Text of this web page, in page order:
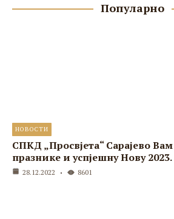
Популарно
НОВОСТИ
СПКД „Просвјета“ Сарајево
празнике и успјешну Нову
28.12.2022 8601